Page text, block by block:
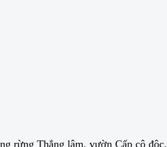
rừng Thắng lâm, vườn Cấp cô độc.